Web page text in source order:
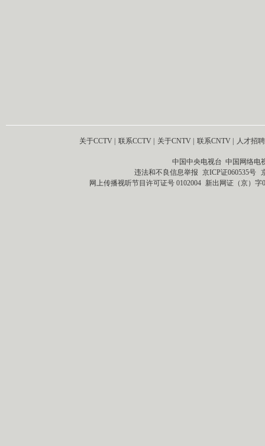
关于CCTV 联系CCTV 关于CNTV 联系CNTV 人才招聘
中国中央电视台 中国网络电
违法和不良信息举报 京ICP证060535号
网上传播视听节目许可证号 0102004 新出网证（京）